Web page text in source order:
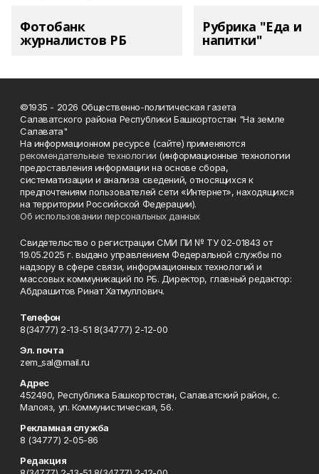
Фотобанк
журналистов РБ
Рубрика "Еда и
напитки"
©1935 - 2026 Общественно-политическая газета
Салаватского района Республики Башкортостан "На земле
Салавата"
На информационном ресурсе (сайте) применяются
рекомендательные технологии (информационные технологии
предоставления информации на основе сбора,
систематизации и анализа сведений, относящихся к
предпочтениям пользователей сети «Интернет», находящихся
на территории Российской Федерации).
Об использовании персональных данных
Свидетельство о регистрации СМИ ПИ № ТУ 02-01843 от
19.05.2025 г. выдано управлением Федеральной службы по
надзору в сфере связи, информационных технологий и
массовых коммуникаций по РБ. Директор, главный редактор:
Абдрашитов Ринат Хатмуллович.
Телефон
8(34777) 2-13-51 8(34777) 2-12-00
Эл. почта
zem_sal@mail.ru
Адрес
452490, Республика Башкортостан, Салаватский район, с.
Малояз, ул. Коммунистическая, 56.
Рекламная служба
8 (34777) 2-05-86
Редакция